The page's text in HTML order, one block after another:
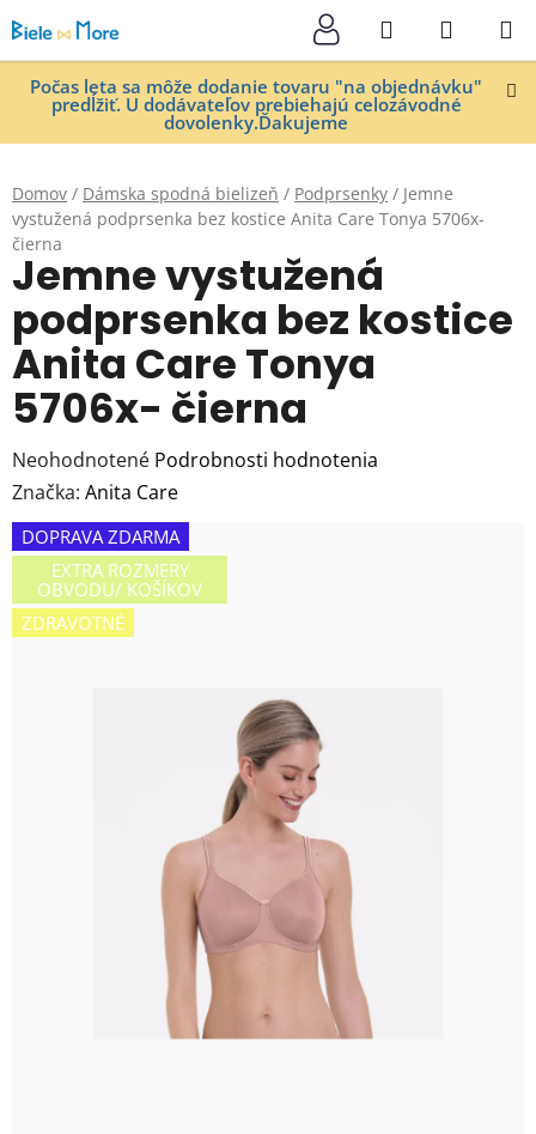
na
obsah
Počas leta sa môže dodanie tovaru "na objednávku"
predĺžiť. U dodávateľov prebiehajú celozávodné
dovolenky.Ďakujeme
Hľadať
KOŠÍK
Domov / Dámska spodná bielizeň / Podprsenky / Jemne
vystužená podprsenka bez kostice Anita Care Tonya 5706x-
čierna
Jemne vystužená
podprsenka bez kostice
Anita Care Tonya
5706x- čierna
Priemerné
hodnotenie
produktu
je
Neohodnotené Podrobnosti hodnotenia
Značka: Anita Care
DOPRAVA ZDARMA
EXTRA ROZMERY
OBVODU/ KOŠÍKOV
ZDRAVOTNÉ